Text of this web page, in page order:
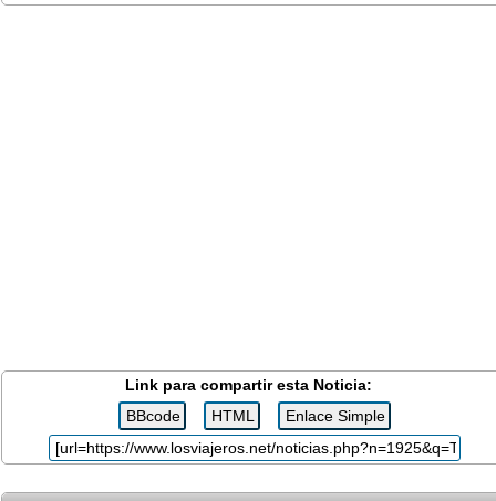
Link para compartir esta Noticia: